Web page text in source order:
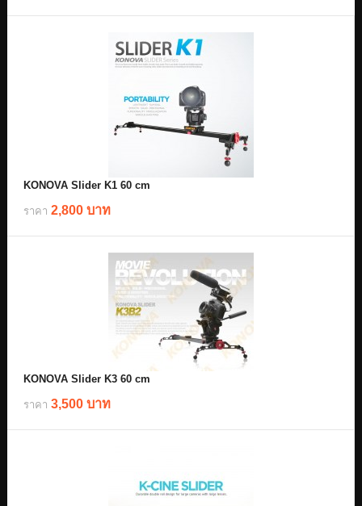
KONOVA Slider K1 60 cm
ราคา 2,800 บาท
KONOVA Slider K3 60 cm
ราคา 3,500 บาท